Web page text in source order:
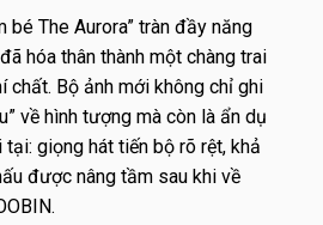
bé The Aurora” tràn đầy năng
hóa thân thành một chàng trai
chất. Bộ ảnh mới không chỉ ghi
về hình tượng mà còn là ẩn dụ
giọng hát tiến bộ rõ rệt, khả
được nâng tầm sau khi về